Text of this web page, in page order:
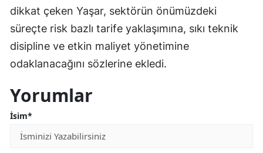
dikkat çeken Yaşar, sektörün önümüzdeki
süreçte risk bazlı tarife yaklaşımına, sıkı teknik
disipline ve etkin maliyet yönetimine
odaklanacağını sözlerine ekledi.
Yorumlar
İsim*